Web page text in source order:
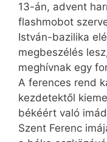
13-án, advent
flashmobot
István-bazilika
megbeszélés
meghívnak egy
A ferences rend
kezdetektől
békéért való
Szent Ferenc